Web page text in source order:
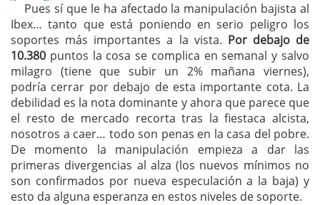
Pues sí que le ha afectado la manipulación bajista al
Ibex… tanto que está poniendo en serio peligro los
soportes más importantes a la vista. Por debajo de
10.380 puntos la cosa se complica en semanal y salvo
milagro (tiene que subir un 2% mañana viernes),
podría cerrar por debajo de esta importante cota. La
debilidad es la nota dominante y ahora que parece que
el resto de mercado recorta tras la fiestaca alcista,
nosotros a caer… todo son penas en la casa del pobre.
De momento la manipulación empieza a dar las
primeras divergencias al alza (los nuevos mínimos no
son confirmados por nueva especulación a la baja) y
esto da alguna esperanza en estos niveles de soporte.